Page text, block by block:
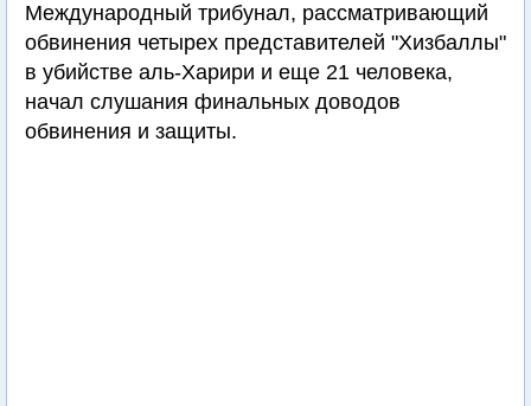
Международный трибунал, рассматривающий
обвинения четырех представителей "Хизбаллы"
в убийстве аль-Харири и еще 21 человека,
начал слушания финальных доводов
обвинения и защиты.